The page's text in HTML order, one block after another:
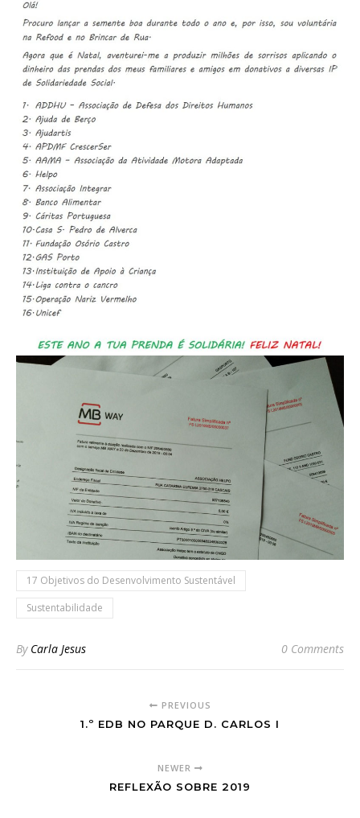
17 Objetivos do Desenvolvimento Sustentável
Sustentabilidade
By Carla Jesus 0 Comments
PREVIOUS
1.º EDB NO PARQUE D. CARLOS I
NEWER
REFLEXÃO SOBRE 2019